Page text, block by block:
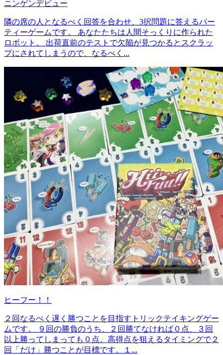
ニンゲンデビュー
隣の席の人となるべく回答を合わせ、3択問題に答えるパー
ティーゲームです。 あなたたちは人間そっくりに作られた
ロボット。 出荷直前のテストで欠陥が見つかるとスクラッ
プにされてしまうので、なるべく...
ヒーフー！！
２回なるべく遅く勝つことを目指すトリックテイキングゲー
ムです。 ９回の勝負のうち、２回勝てなければ０点、３回
以上勝ってしまっても０点。高得点を狙えるタイミングで２
回「だけ」勝つことが目標です。１...